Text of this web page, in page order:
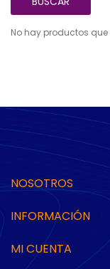
No hay productos
NOSOTROS
INFORMACIÓN
MI CUENTA